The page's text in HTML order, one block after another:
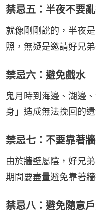
禁忌五：半夜不要
就像剛剛說的，半夜
照，無疑是邀請好兄弟
禁忌六：避免戲水
鬼月時到海邊、湖邊
身」造成無法挽回的遺
禁忌七：不要靠著
由於牆壁屬陰，好兄
期間要盡量避免靠著
禁忌八：避免隨意